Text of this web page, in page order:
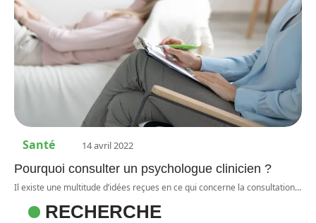
Santé 14 avril 2022
Pourquoi consulter un psychologue clinicien ?
Il existe une multitude d’idées reçues en ce qui concerne la consultation…
RECHERCHE